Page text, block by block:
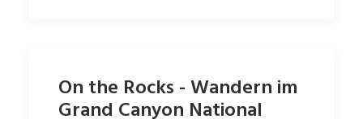
On the Rocks - Wandern im
Grand Canyon National